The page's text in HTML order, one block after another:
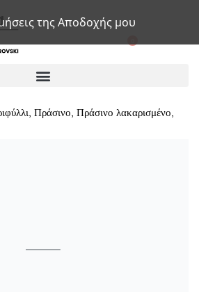
της Αποδοχής μου